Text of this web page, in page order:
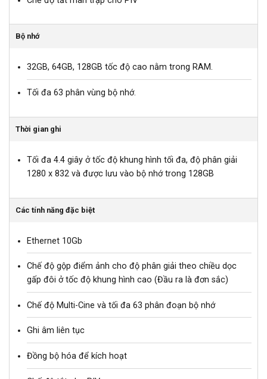
Bộ nhớ
32GB, 64GB, 128GB tốc độ cao nằm trong RAM.
Tối đa 63 phân vùng bộ nhớ.
Thời gian ghi
Tối đa 4.4 giây ở tốc độ khung hình tối đa, độ phân giải
1280 x 832 và được lưu vào bộ nhớ trong 128GB
Các tính năng đặc biệt
Ethernet 10Gb
Chế độ gộp điểm ảnh cho độ phân giải theo chiều dọc
gấp đôi ở tốc độ khung hình cao (Đầu ra là đơn sắc)
Chế độ Multi-Cine và tối đa 63 phân đoạn bộ nhớ
Ghi âm liên tục
Đồng bộ hóa để kích hoạt